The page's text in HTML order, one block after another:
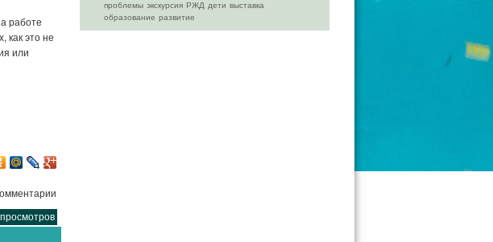
работе
как это не
или
проблемы экскурсия РЖД дети выставка
образование развитие